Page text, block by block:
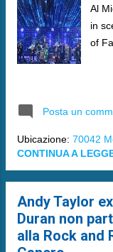
Al
in
of
Posta un
Ubicazione: 70042
CONTINUA A
Andy Taylor
Duran non
alla Rock and